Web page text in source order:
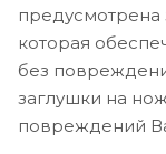
предусмотрена
которая
без
заглушки на
повреждений